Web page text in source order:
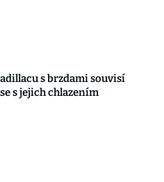
s brzdami souvisí
s jejich chlazením